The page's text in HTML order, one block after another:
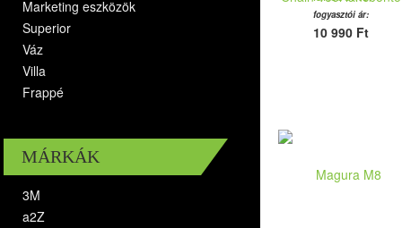
Marketing eszközök
Superior
Váz
Villa
Frappé
MÁRKÁK
3M
a2Z
fogyasztói ár:
10 990 Ft